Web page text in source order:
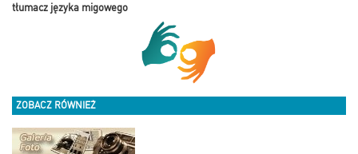
tłumacz języka migowego
ZOBACZ RÓWNIEŻ